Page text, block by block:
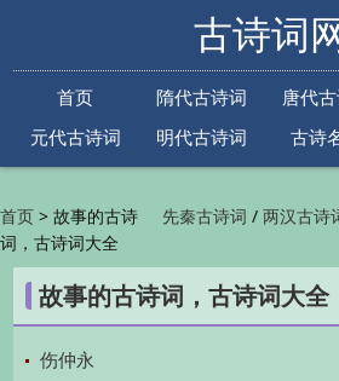
古诗词
首页 隋代古诗词 唐代
元代古诗词
明代古诗词 古诗
先秦古诗词 /两汉古诗
代古诗词/金朝古诗词
/清代古诗词/近现代
鉴赏/古诗下一句/古
首页 > 故事的古诗
词，古诗词大全
故事的古诗词，古诗词大全
伤仲永